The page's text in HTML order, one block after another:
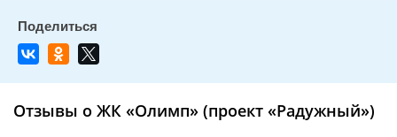
Отзывы о ЖК «Олимп» (проект «Радужный»)